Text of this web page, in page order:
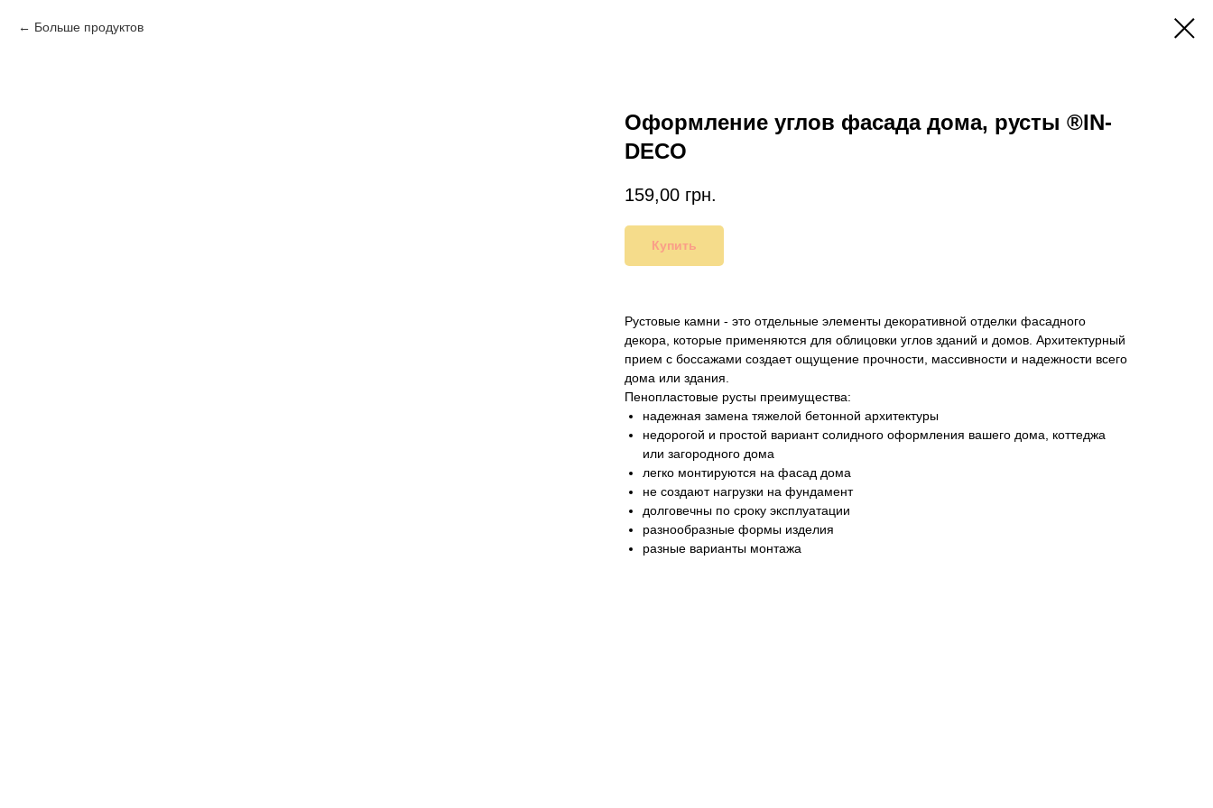
Больше продуктов
Оформление углов фасада дома, русты ®IN-
DECO
159,00 грн.
Купить
Рустовые камни - это отдельные элементы декоративной отделки фасадного
декора, которые применяются для облицовки углов зданий и домов. Архитектурный
прием с боссажами создает ощущение прочности, массивности и надежности всего
дома или здания.
Пенопластовые русты преимущества:
надежная замена тяжелой бетонной архитектуры
недорогой и простой вариант солидного оформления вашего дома, коттеджа
или загородного дома
легко монтируются на фасад дома
не создают нагрузки на фундамент
долговечны по сроку эксплуатации
разнообразные формы изделия
разные варианты монтажа